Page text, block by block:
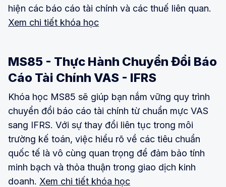
hiện các báo cáo tài chính và các thuế liên quan.
Xem chi tiết khóa học
MS85 - Thực Hành Chuyển Đổi Báo
Cáo Tài Chính VAS - IFRS
Khóa học MS85 sẽ giúp bạn nắm vững quy trình
chuyển đổi báo cáo tài chính từ chuẩn mực VAS
sang IFRS. Với sự thay đổi liên tục trong môi
trường kế toán, việc hiểu rõ về các tiêu chuẩn
quốc tế là vô cùng quan trọng để đảm bảo tính
minh bạch và thỏa thuận trong giao dịch kinh
doanh. Xem chi tiết khóa học